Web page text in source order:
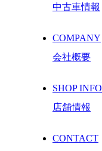
中古車情報
COMPANY
会社概要
SHOP INFO
店舗情報
CONTACT